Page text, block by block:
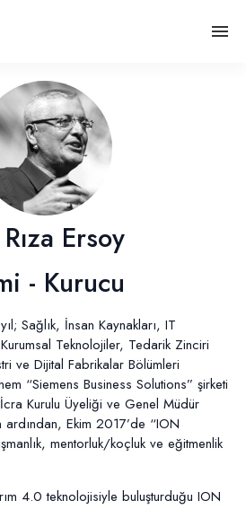
Ersoy
- Kurucu
Sağlık, İnsan Kaynakları, IT
Teknolojiler, Tedarik Zinciri
ve Dijital Fabrikalar Bölümleri
“Siemens Business Solutions” şirketi
Kurulu Üyeliği ve Genel Müdür
ardından, Ekim 2017’de “ION
mentorluk/koçluk ve eğitmenlik
4.0 teknolojisiyle buluşturduğu ION